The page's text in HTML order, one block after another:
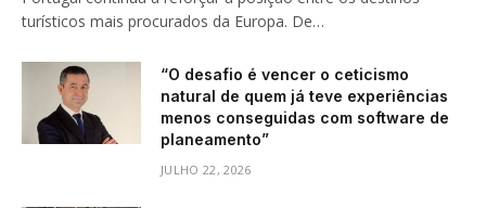
turísticos mais procurados da Europa. De…
“O desafio é vencer o ceticismo
natural de quem já teve experiências
menos conseguidas com software de
planeamento”
JULHO 22, 2026